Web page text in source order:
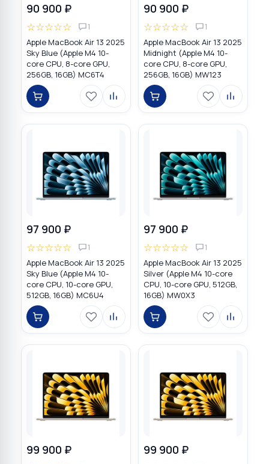
90 900 ₽
☆☆☆☆☆ 1
Apple MacBook Air 13 2025
Sky Blue (Apple M4 10-
core CPU, 8-core GPU,
256GB, 16GB) MC6T4
90 900 ₽
☆☆☆☆☆ 1
Apple MacBook Air 13 2025
Midnight (Apple M4 10-
core CPU, 8-core GPU,
256GB, 16GB) MW123
97 900 ₽
☆☆☆☆☆ 1
Apple MacBook Air 13 2025
Sky Blue (Apple M4 10-
core CPU, 10-core GPU,
512GB, 16GB) MC6U4
97 900 ₽
☆☆☆☆☆ 1
Apple MacBook Air 13 2025
Silver (Apple M4 10-core
CPU, 10-core GPU, 512GB,
16GB) MW0X3
99 900 ₽ 99 900 ₽